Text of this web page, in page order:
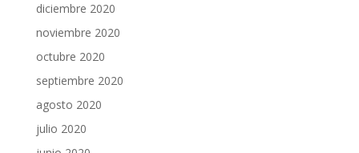
diciembre 2020
noviembre 2020
octubre 2020
septiembre 2020
agosto 2020
julio 2020